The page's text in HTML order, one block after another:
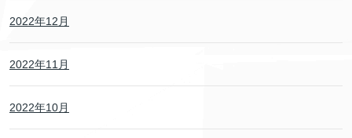
2022年12月
2022年11月
2022年10月